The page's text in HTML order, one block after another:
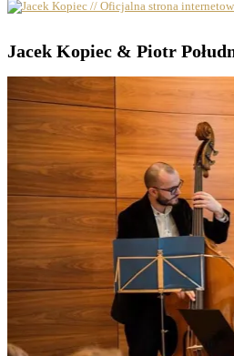
Jacek Kopiec & Piotr